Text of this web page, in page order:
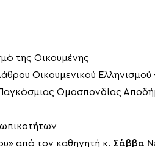
της Οικουμένης
Οικουμενικού Ελληνισμού
Παγκόσμιας Ομοσπονδίας
από τον καθηγητή κ. Σάββα